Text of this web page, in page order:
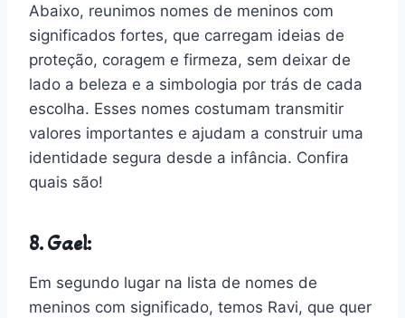
Abaixo, reunimos nomes de meninos com
significados fortes, que carregam ideias de
proteção, coragem e firmeza, sem deixar de
lado a beleza e a simbologia por trás de cada
escolha. Esses nomes costumam transmitir
valores importantes e ajudam a construir uma
identidade segura desde a infância. Confira
quais são!
8. Gael:
Em segundo lugar na lista de nomes de
meninos com significado, temos Ravi, que quer